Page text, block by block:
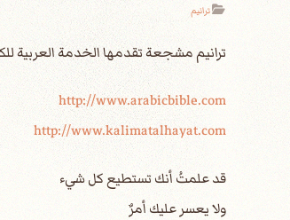
ترانيم
http://www.arabicbible.com
http://www.kalimatalhayat.com
قد علمتُ أنك تستطيع كل شيء
ولا يعسر عليك أمرٌ